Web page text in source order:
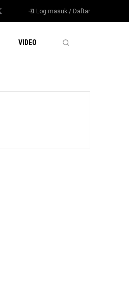
Log masuk / Daftar
VIDEO